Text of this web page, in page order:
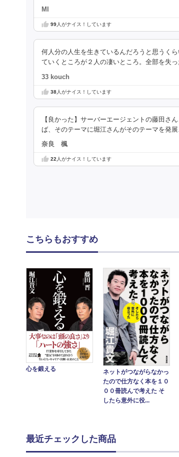
MI
99人がナイス！しています
何人分の人生を生きているんだろうと思うく
ていくところが２人の凄いところ。全部を失
33 kouch
38人がナイス！しています
【良かった】サーバーエージェントの藤田さ
ば、そのテーマに堀江さんがそのテーマを発
奈良 楓
22人がナイス！しています
こちらもおすすめ
心を鍛える
ネットがつながらなかっ
たので仕方なく本を１０
００冊読んで考えた そ
したら意外に役...
最近チェックした商品